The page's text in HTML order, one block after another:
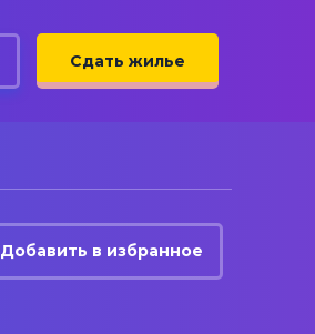
Сдать жилье
Добавить в избранное